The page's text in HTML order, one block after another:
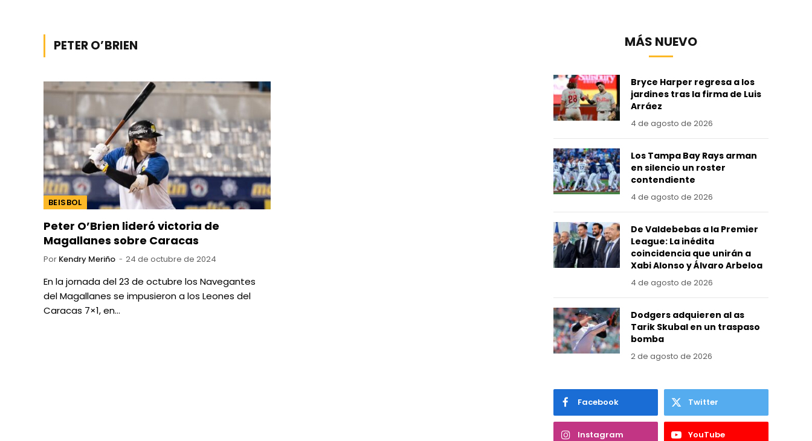
PETER O’BRIEN
BEISBOL
Peter O’Brien lideró victoria de
Magallanes sobre Caracas
Por Kendry Meriño 24 de octubre de 2024
En la jornada del 23 de octubre los Navegantes
del Magallanes se impusieron a los Leones del
Caracas 7×1, en…
MÁS NUEVO
Bryce Harper regresa a los
jardines tras la firma de Luis
Arráez
4 de agosto de 2026
Los Tampa Bay Rays arman
en silencio un roster
contendiente
4 de agosto de 2026
De Valdebebas a la Premier
League: La inédita
coincidencia que unirán a
Xabi Alonso y Álvaro Arbeloa
4 de agosto de 2026
Dodgers adquieren al as
Tarik Skubal en un traspaso
bomba
2 de agosto de 2026
Facebook Twitter
Instagram YouTube